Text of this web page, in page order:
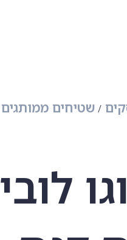
שטיחים ממותגים
לובי